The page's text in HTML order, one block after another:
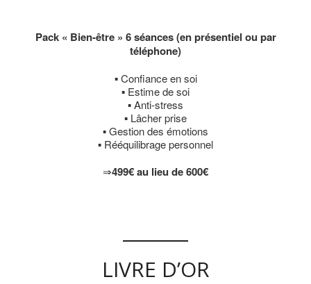
Pack « Bien-être » 6 séances (en présentiel ou par
téléphone)
▪ Confiance en soi
▪ Estime de soi
▪ Anti-stress
▪ Lâcher prise
▪ Gestion des émotions
▪ Rééquilibrage personnel
⇒499€au lieu de 600€
LIVRE D’OR